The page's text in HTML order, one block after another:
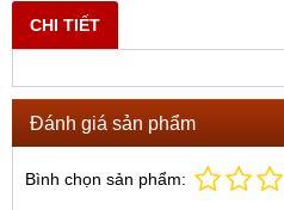
CHI TIẾT
Đánh giá sản phẩm
Bình chọn sản phẩm: